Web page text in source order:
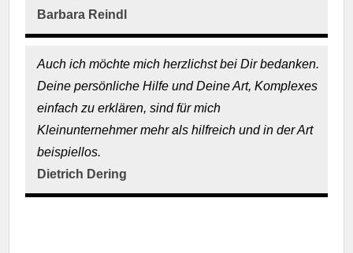
Barbara Reindl
Auch ich möchte mich herzlichst bei Dir bedanken.
Deine persönliche Hilfe und Deine Art, Komplexes
einfach zu erklären, sind für mich
Kleinunternehmer mehr als hilfreich und in der Art
beispiellos.
Dietrich Dering